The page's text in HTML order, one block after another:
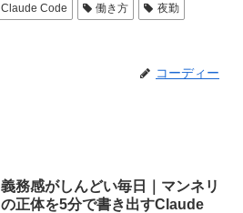
Claude Code 働き方
夜勤
コーディー
義務感がしんどい毎日｜マンネリ
の正体を5分で書き出すClaude